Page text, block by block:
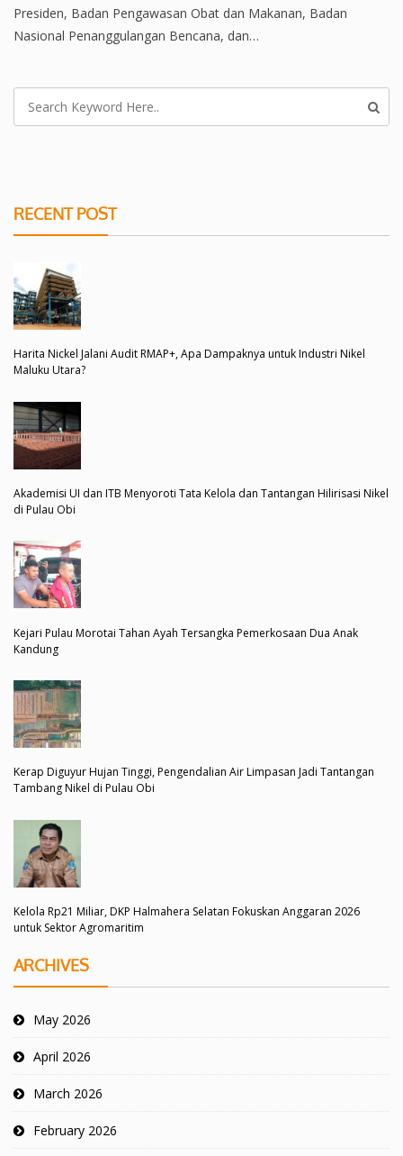
Presiden, Badan Pengawasan Obat dan Makanan, Badan
Nasional Penanggulangan Bencana, dan…
RECENT POST
Harita Nickel Jalani Audit RMAP+, Apa Dampaknya untuk Industri Nikel
Maluku Utara?
Akademisi UI dan ITB Menyoroti Tata Kelola dan Tantangan Hilirisasi Nikel
di Pulau Obi
Kejari Pulau Morotai Tahan Ayah Tersangka Pemerkosaan Dua Anak
Kandung
Kerap Diguyur Hujan Tinggi, Pengendalian Air Limpasan Jadi Tantangan
Tambang Nikel di Pulau Obi
Kelola Rp21 Miliar, DKP Halmahera Selatan Fokuskan Anggaran 2026
untuk Sektor Agromaritim
ARCHIVES
May 2026
April 2026
March 2026
February 2026